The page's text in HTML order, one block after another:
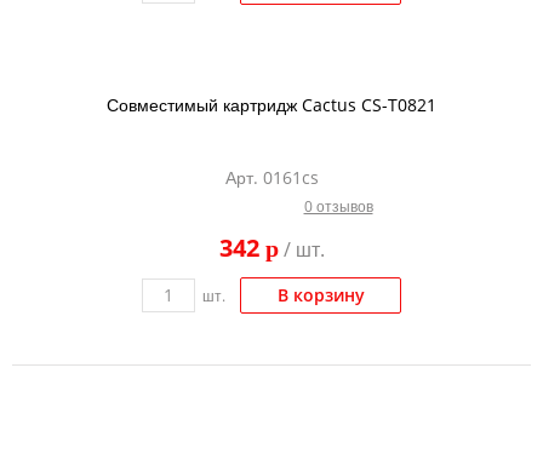
Совместимый картридж Cactus CS-T0821
Арт. 0161cs
0 отзывов
342 p/ шт.
шт. В корзину